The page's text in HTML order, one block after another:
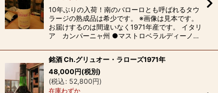
10年ぶりの入荷！南のバローロとも呼ばれるタウ
ラージの熟成品は希少です。 ※画像は見本です。
お届けするのは間違いなく1971年産です。 イタリ
ア カンパーニャ州 ●マストロベラルディーノ…
銘酒 Ch.グリュオー・ラローズ1971年
48,000円(税別)
(税込: 52,800円)
在庫わずか